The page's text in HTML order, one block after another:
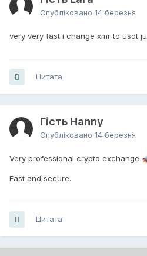
Опубліковано 14 березня
very very fast i change xmr to usdt
Цитата
Гість Hanny
Опубліковано 14 березня
Very professional crypto exchange
Fast and secure.
Цитата